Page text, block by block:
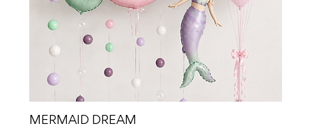
MERMAID DREAM